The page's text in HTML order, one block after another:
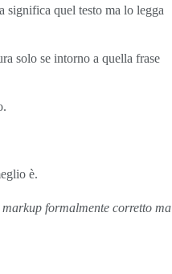
significa quel testo ma lo legga
solo se intorno a quella frase
è.
formalmente corretto ma